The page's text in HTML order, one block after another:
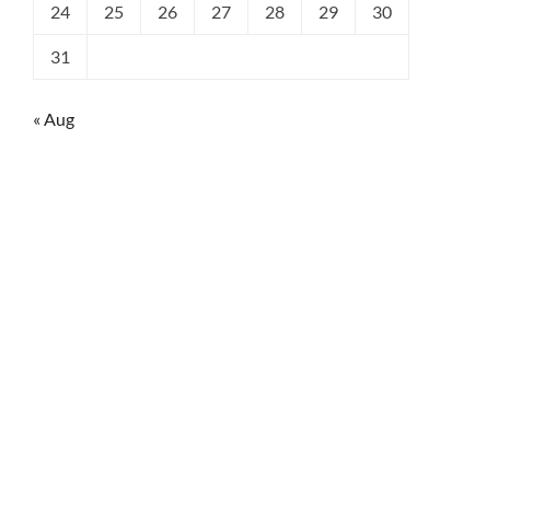
24 25 26 27 28 29 30
31
« Aug